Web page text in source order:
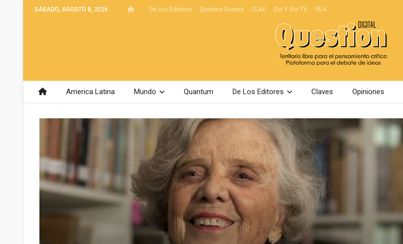
SÁBADO, AGOSTO 8, 2026 De Los Editores Quiénes Somos CLAE Sur Y Sur TV FILA
America Latina Mundo Quantum De Los Editores Claves Opiniones